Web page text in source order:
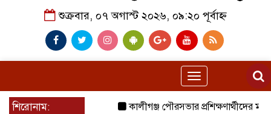
শুক্রবার, ০৭ অগাস্ট ২০২৬, ০৯:২০ পূর্বাহ্ন
Toggle
navigation
শিরোনাম:
কালীগঞ্জ পৌরসভার প্রশিক্ষণার্থীদের